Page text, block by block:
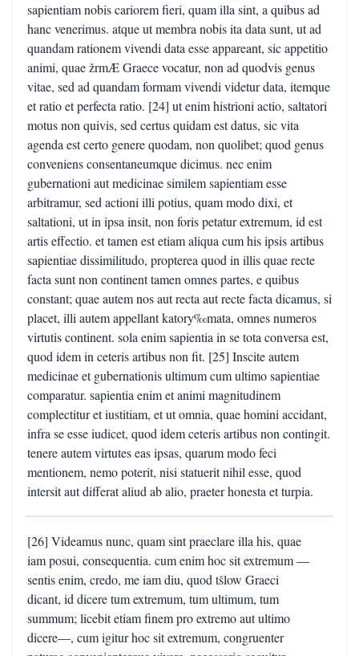
sapientiam nobis cariorem fieri, quam illa sint, a quibus ad
hanc venerimus. atque ut membra nobis ita data sunt, ut ad
quandam rationem vivendi data esse appareant, sic appetitio
animi, quae žrmÆ Graece vocatur, non ad quodvis genus
vitae, sed ad quandam formam vivendi videtur data, itemque
et ratio et perfecta ratio. [24] ut enim histrioni actio, saltatori
motus non quivis, sed certus quidam est datus, sic vita
agenda est certo genere quodam, non quolibet; quod genus
conveniens consentaneumque dicimus. nec enim
gubernationi aut medicinae similem sapientiam esse
arbitramur, sed actioni illi potius, quam modo dixi, et
saltationi, ut in ipsa insit, non foris petatur extremum, id est
artis effectio. et tamen est etiam aliqua cum his ipsis artibus
sapientiae dissimilitudo, propterea quod in illis quae recte
facta sunt non continent tamen omnes partes, e quibus
constant; quae autem nos aut recta aut recte facta dicamus, si
placet, illi autem appellant katory‰mata, omnes numeros
virtutis continent. sola enim sapientia in se tota conversa est,
quod idem in ceteris artibus non fit. [25] Inscite autem
medicinae et gubernationis ultimum cum ultimo sapientiae
comparatur. sapientia enim et animi magnitudinem
complectitur et iustitiam, et ut omnia, quae homini accidant,
infra se esse iudicet, quod idem ceteris artibus non contingit.
tenere autem virtutes eas ipsas, quarum modo feci
mentionem, nemo poterit, nisi statuerit nihil esse, quod
intersit aut differat aliud ab alio, praeter honesta et turpia.
[26] Videamus nunc, quam sint praeclare illa his, quae
iam posui, consequentia. cum enim hoc sit extremum —
sentis enim, credo, me iam diu, quod tšlow Graeci
dicant, id dicere tum extremum, tum ultimum, tum
summum; licebit etiam finem pro extremo aut ultimo
dicere—, cum igitur hoc sit extremum, congruenter